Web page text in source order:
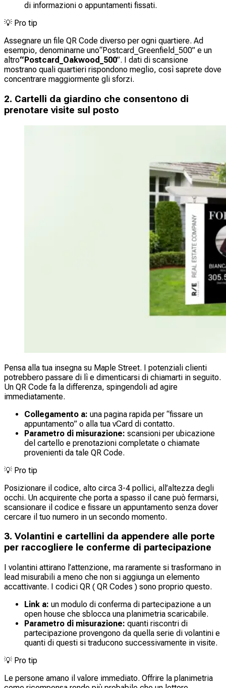
di informazioni o appuntamenti fissati.
💡 Pro tip
Assegnare un file QR Code diverso per ogni quartiere. Ad
esempio, denominarne uno“Postcard_Greenfield_500” e un
altro“Postcard_Oakwood_500”. I dati di scansione
mostrano quali quartieri rispondono meglio, così saprete dove
concentrare maggiormente gli sforzi.
2. Cartelli da giardino che consentono di
prenotare visite sul posto
Pensa alla tua insegna su Maple Street. I potenziali clienti
potrebbero passare di lì e dimenticarsi di chiamarti in seguito.
Un QR Code fa la differenza, spingendoli ad agire
immediatamente.
Collegamento a: una pagina rapida per “fissare un
appuntamento” o alla tua vCard di contatto.
Parametro di misurazione: scansioni per ubicazione
del cartello e prenotazioni completate o chiamate
provenienti da tale QR Code.
💡 Pro tip
Posizionare il codice, alto circa 3-4 pollici, all’altezza degli
occhi. Un acquirente che porta a spasso il cane può fermarsi,
scansionare il codice e fissare un appuntamento senza dover
cercare il tuo numero in un secondo momento.
3. Volantini e cartellini da appendere alle porte
per raccogliere le conferme di partecipazione
I volantini attirano l’attenzione, ma raramente si trasformano in
lead misurabili a meno che non si aggiunga un elemento
accattivante. I codici QR ( QR Codes ) sono proprio questo.
Link a: un modulo di conferma di partecipazione a un
open house che sblocca una planimetria scaricabile.
Parametro di misurazione: quanti riscontri di
partecipazione provengono da quella serie di volantini e
quanti di questi si traducono successivamente in visite.
💡 Pro tip
Le persone amano il valore immediato. Offrire la planimetria